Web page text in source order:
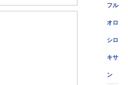
フル
オロ
シロ
キサ
ン